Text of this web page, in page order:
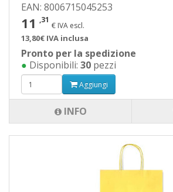
EAN: 8006715045253
11 ,31
€ IVA escl.
13,80€ IVA inclusa
Pronto per la spedizione
● Disponibili: 30 pezzi
Aggiungi
INFO